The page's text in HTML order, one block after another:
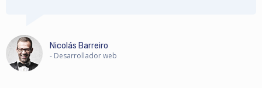
Nicolás Barreiro
- Desarrollador web